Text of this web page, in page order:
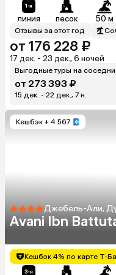
линия песок 50 м
Отзывы за этот год
от 176 228 ₽
17 дек. - 23 дек., 6 ночей
Выгодные туры на
от 273 393 ₽
15 дек. - 22 дек., 7 н.
Кешбэк + 4 567
Джебель-Али,
Avani Ibn
Кешбэк 4% по карте Т-